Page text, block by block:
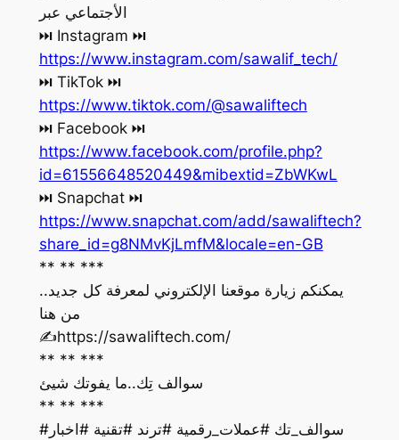
الأجتماعي عبر
‏⏭ Instagram ⏭
https://www.instagram.com/sawalif_tech/
‏⏭ TikTok ⏭
https://www.tiktok.com/@sawaliftech
‏⏭ Facebook ⏭
https://www.facebook.com/profile.php?
id=61556648520449&mibextid=ZbWKwL
‏⏭ Snapchat ⏭
https://www.snapchat.com/add/sawaliftech?
share_id=g8NMvKjLmfM&locale=en-GB
** ** ***
يمكنكم زيارة موقعنا الإلكتروني لمعرفة كل جديد..
من هنا
‏✍️https://sawaliftech.com/
** ** ***
سوالف تِك..ما يفوتك شيئ
** ** ***
#سوالف_تك #عملات_رقمية #ترند #تقنية #اخبار